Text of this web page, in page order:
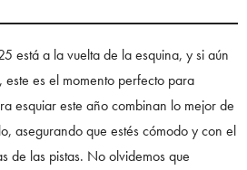
está a la vuelta de la esquina, y si aún
este es el momento perfecto para
esquiar este año combinan lo mejor de
asegurando que estés cómodo y con el
de las pistas. No olvidemos que